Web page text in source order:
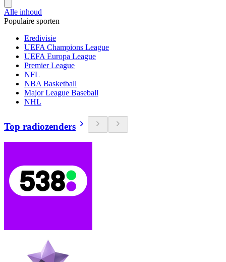
Alle inhoud
Populaire sporten
Eredivisie
UEFA Champions League
UEFA Europa League
Premier League
NFL
NBA Basketball
Major League Baseball
NHL
Top radiozenders